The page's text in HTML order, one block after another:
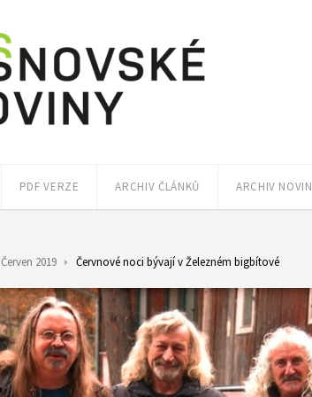
PDF VERZE ARCHIV ČLÁNKŮ ARCHIV NOVIN
Červen 2019 Červnové noci bývají v Železném bigbítové